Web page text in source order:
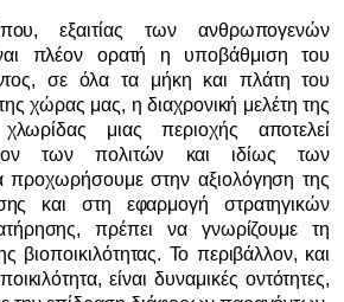
εξαιτίας των ανθρωπογενών
πλέον ορατή η υποβάθμιση του
σε όλα τα μήκη και πλάτη του
χώρας μας, η διαχρονική μελέτη της
μιας περιοχής αποτελεί
των πολιτών και ιδίως των
προχωρήσουμε στην αξιολόγηση της
και στη εφαρμογή στρατηγικών
πρέπει να γνωρίζουμε τη
βιοποικιλότητας. Το περιβάλλον, και
είναι δυναμικές οντότητες,